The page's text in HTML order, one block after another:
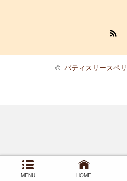
MENU HOME
© パティスリースペ